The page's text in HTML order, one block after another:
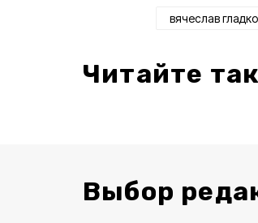
вячеслав
Читайте
Выбор